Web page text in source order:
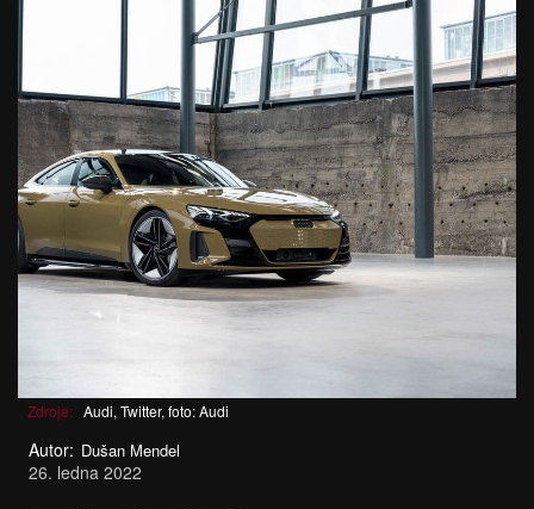
Zdroje: Audi, Twitter, foto: Audi
Autor: Dušan Mendel
26. ledna 2022